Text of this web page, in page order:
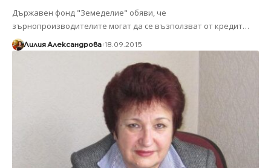
Държавен фонд "Земеделие" обяви, че
зърнопроизводителите могат да се възползват от кредит…
Лилия Александрова 18.09.2015